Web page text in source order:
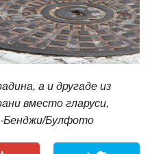
а и другаде из
вместо гларуси,
Бенджи/Булфото